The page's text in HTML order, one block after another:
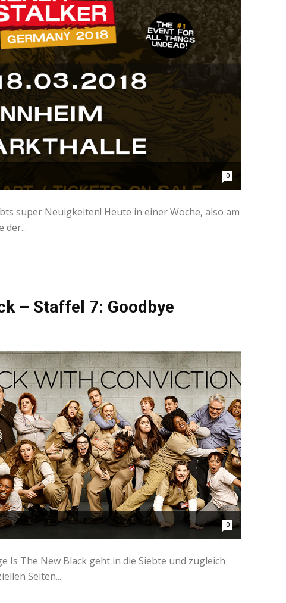
0
super Neuigkeiten! Heute in einer Woche, also am
der...
– Staffel 7: Goodbye
0
Is The New Black geht in die Siebte und zugleich
Seiten...